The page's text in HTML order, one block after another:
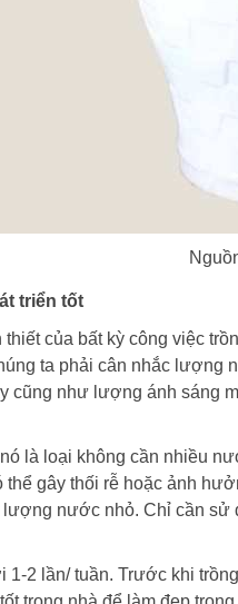
triển tốt
của bất kỳ công việc
ta phải cân nhắc
cũng như lượng ánh sáng
là loại không cần nhiều
gây thối rễ hoặc ảnh
lượng nước nhỏ. Chỉ cần
1-2 lần/ tuần. Trước khi